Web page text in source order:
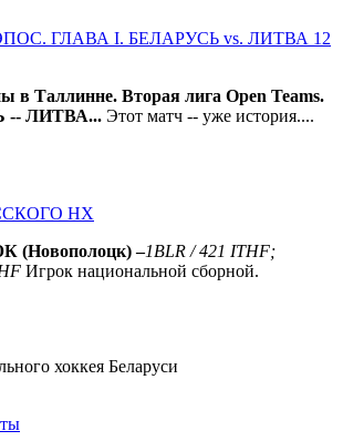
ГЛАВА I. БЕЛАРУСЬ vs. ЛИТВА 12
в Таллинне. Вторая лига Open Teams.
-- ЛИТВА... Этот матч -- уже история....
НХ
–1BLR / 421 ITHF;
Игрок национальной сборной.
хоккея Беларуси